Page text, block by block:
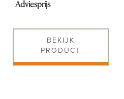
Shop
Adviesprijs
BEKIJK
PRODUCT